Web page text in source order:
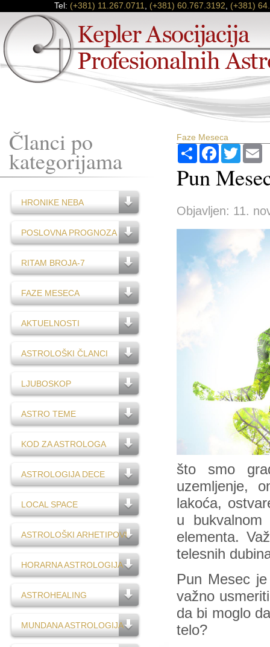
Tel: (+381) 11.267.0711 (+381) 60.767.3192 (+381)
Članci po
kategorijama
HRONIKE NEBA
POSLOVNA PROGNOZA
RITAM BROJA-7
FAZE MESECA
AKTUELNOSTI
ASTROLOŠKI ČLANCI
LJUBOSKOP
ASTRO TEME
KOD ZA ASTROLOGA
ASTROLOGIJA DECE
LOCAL SPACE
ASTROLOŠKI ARHETIPOVI
HORARNA ASTROLOGIJA
ASTROHEALING
MUNDANA ASTROLOGIJA
Faze Meseca
PodijeliFacebook
Twitter
Pun
Objavljen: 11.
što smo
uzemljenje,
lakoća,
u bukvalnom
elementa.
telesnih
Pun Mesec
važno
da bi moglo
telo?